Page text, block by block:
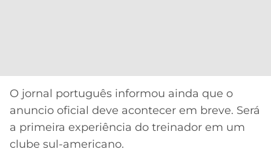
MELHORES
CASSINOS
ONLINE
2026
INTERNACIONAL
GRÊMIO
DOS
CAMPEÕES
LALIGA
O jornal português informou ainda que o
anuncio oficial deve acontecer em breve. Será
a primeira experiência do treinador em um
clube sul-americano.